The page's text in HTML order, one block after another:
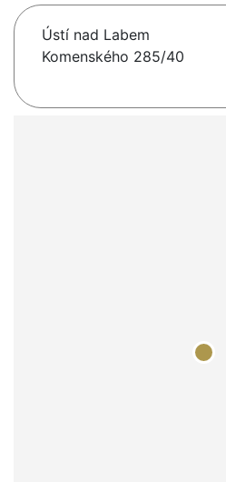
Ústí nad Labem
Komenského 285/40